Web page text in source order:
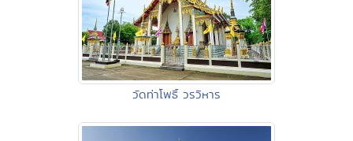
วัดท่าโพธิ์ วรวิหาร